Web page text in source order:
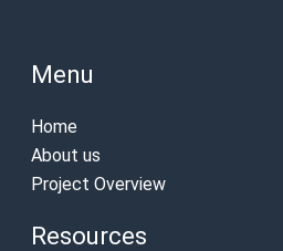
Menu
Home
About us
Project Overview
Resources